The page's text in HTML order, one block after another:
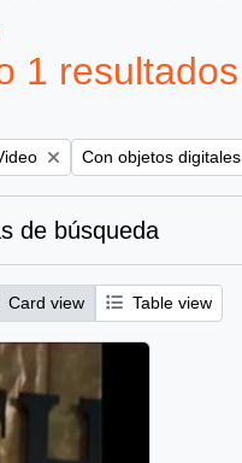
1 resultados
filter:Remove filter:
Con objetos digitales
de búsqueda
Card view Table view